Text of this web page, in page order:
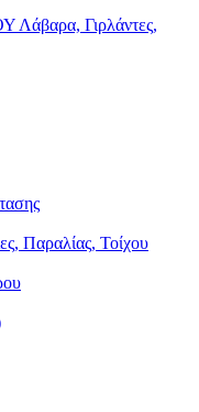
Λάβαρα, Γιρλάντες,
Παραλίας, Τοίχου